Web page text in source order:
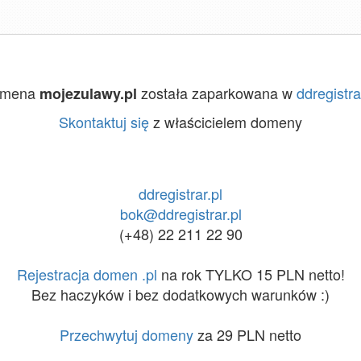
mojezulawy.pl została zaparkowana w
Skontaktuj sięz właścicielem domeny
ddregistrar.pl
bok@ddregistrar.pl
(+48) 22 211 22 90
Rejestracja domen .pl na rok TYLKO 15 PLN netto!
Bez haczyków i bez dodatkowych warunków :)
Przechwytuj domenyza 29 PLN netto